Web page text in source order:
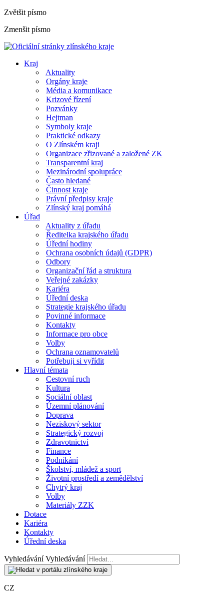
Zvětšit písmo
Zmenšit písmo
Kraj
Aktuality
Orgány kraje
Média a komunikace
Krizové řízení
Pozvánky
Hejtman
Symboly kraje
Praktické odkazy
O Zlínském kraji
Organizace zřizované a založené ZK
Transparentní kraj
Mezinárodní spolupráce
Často hledané
Činnost kraje
Právní předpisy kraje
Zlínský kraj pomáhá
Úřad
Aktuality z úřadu
Ředitelka krajského úřadu
Úřední hodiny
Ochrana osobních údajů (GDPR)
Odbory
Organizační řád a struktura
Veřejné zakázky
Kariéra
Úřední deska
Strategie krajského úřadu
Povinné informace
Kontakty
Informace pro obce
Volby
Ochrana oznamovatelů
Potřebuji si vyřídit
Hlavní témata
Cestovní ruch
Kultura
Sociální oblast
Územní plánování
Doprava
Neziskový sektor
Strategický rozvoj
Zdravotnictví
Finance
Podnikání
Školství, mládež a sport
Životní prostředí a zemědělství
Chytrý kraj
Volby
Materiály ZZK
Dotace
Kariéra
Kontakty
Úřední deska
Vyhledávání Vyhledávání
CZ